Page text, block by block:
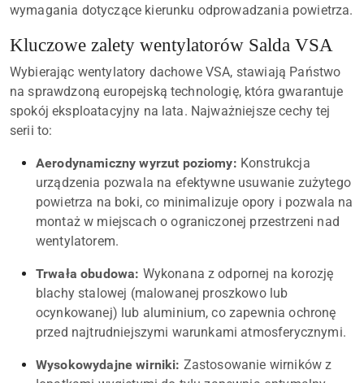
wymagania dotyczące kierunku odprowadzania powietrza.
Kluczowe zalety wentylatorów Salda VSA
Wybierając wentylatory dachowe VSA, stawiają Państwo
na sprawdzoną europejską technologię, która gwarantuje
spokój eksploatacyjny na lata. Najważniejsze cechy tej
serii to:
Aerodynamiczny wyrzut poziomy: Konstrukcja
urządzenia pozwala na efektywne usuwanie zużytego
powietrza na boki, co minimalizuje opory i pozwala na
montaż w miejscach o ograniczonej przestrzeni nad
wentylatorem.
Trwała obudowa: Wykonana z odpornej na korozję
blachy stalowej (malowanej proszkowo lub
ocynkowanej) lub aluminium, co zapewnia ochronę
przed najtrudniejszymi warunkami atmosferycznymi.
Wysokowydajne wirniki: Zastosowanie wirników z